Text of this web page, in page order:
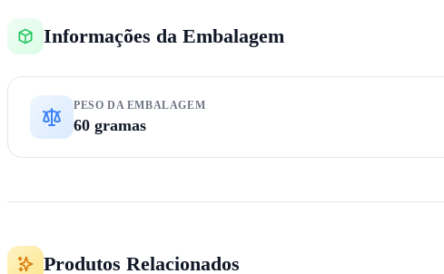
Informações da Embalagem
PESO DA EMBALAGEM
60 gramas
Produtos Relacionados